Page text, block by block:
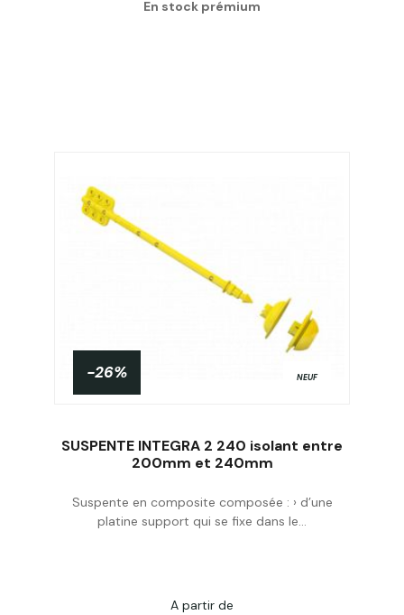
En stock prémium
Acheter
-26% NEUF
SUSPENTE INTEGRA 2 240 isolant entre
200mm et 240mm
Suspente en composite composée : › d’une
platine support qui se fixe dans le...
A partir de